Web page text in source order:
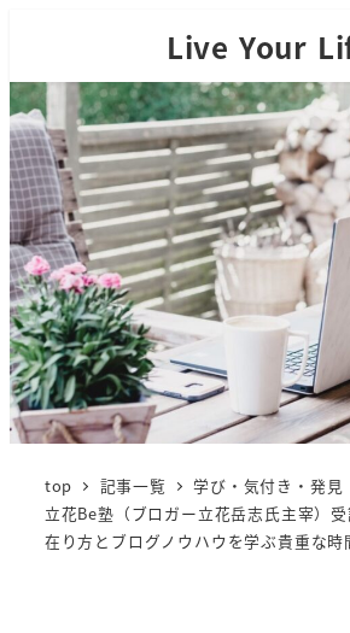
Live Your
top 記事一覧 学び・気付き・発見
立花Be塾（ブロガー立花岳志氏主宰）
在り方とブログノウハウを学ぶ貴重な時